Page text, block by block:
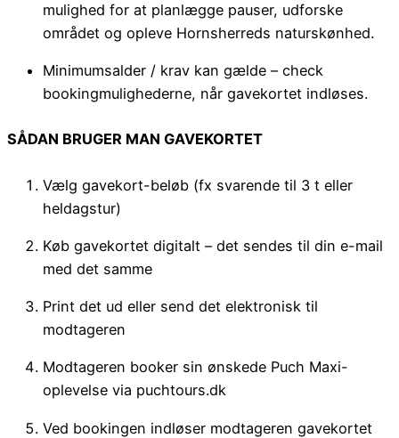
mulighed for at planlægge pauser, udforske
området og opleve Hornsherreds naturskønhed.
Minimumsalder / krav kan gælde – check
bookingmulighederne, når gavekortet indløses.
SÅDAN BRUGER MAN GAVEKORTET
Vælg gavekort-beløb (fx svarende til 3 t eller
heldagstur)
Køb gavekortet digitalt – det sendes til din e-mail
med det samme
Print det ud eller send det elektronisk til
modtageren
Modtageren booker sin ønskede Puch Maxi-
oplevelse via puchtours.dk
Ved bookingen indløser modtageren gavekortet